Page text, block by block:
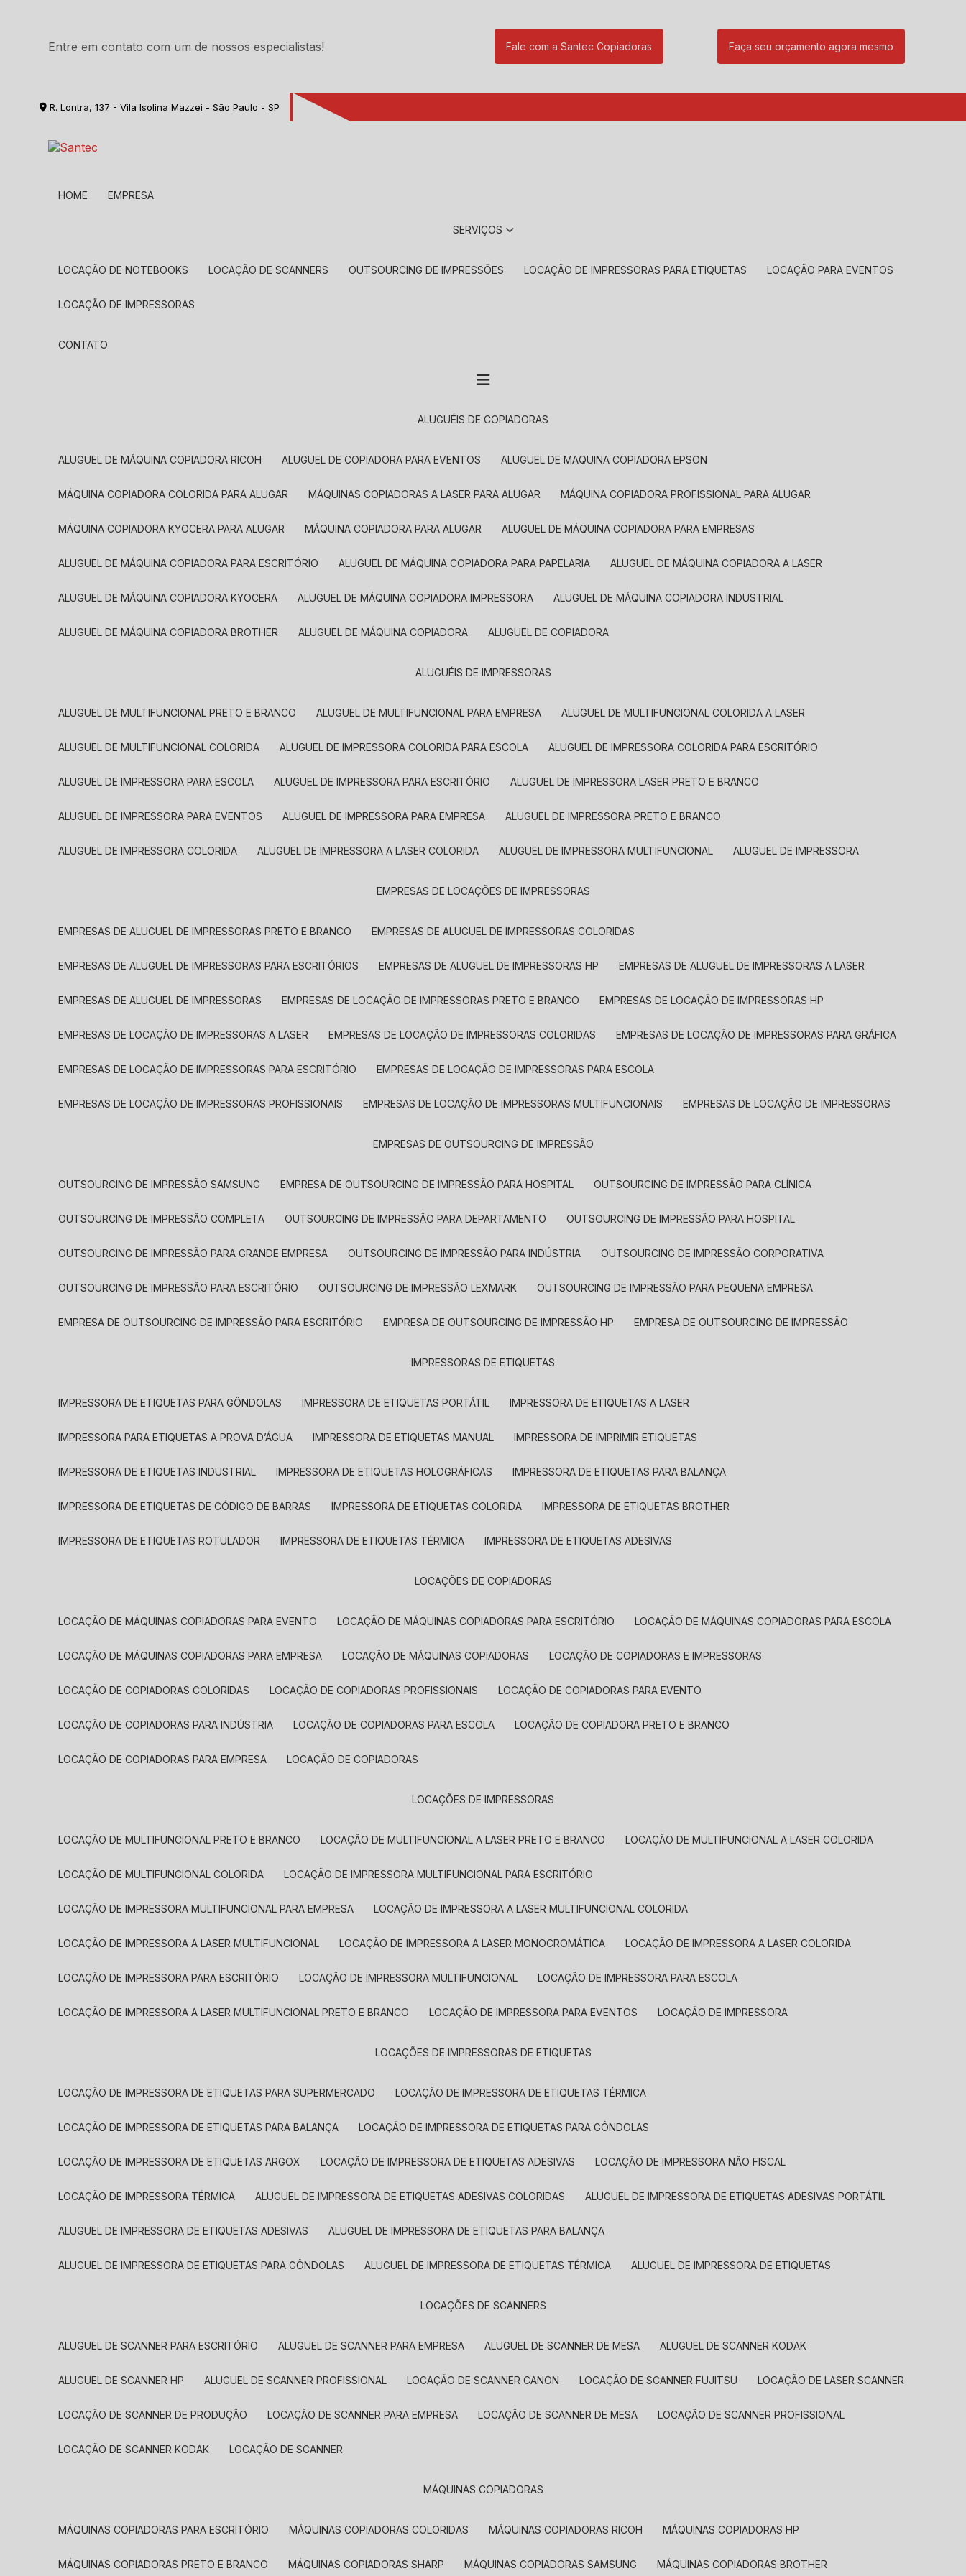
Entre em contato com um de nossos especialistas! Fale com a Santec Copiadoras Faça seu orçamento agora mesmo
R. Lontra, 137 - Vila Isolina Mazzei - São Paulo - SP
HOME EMPRESA
SERVIÇOS
LOCAÇÃO DE NOTEBOOKS LOCAÇÃO DE SCANNERS OUTSOURCING DE IMPRESSÕES LOCAÇÃO DE IMPRESSORAS PARA ETIQUETAS LOCAÇÃO PARA EVENTOS
LOCAÇÃO DE IMPRESSORAS
CONTATO
ALUGUÉIS DE COPIADORAS
ALUGUEL DE MÁQUINA COPIADORA RICOH ALUGUEL DE COPIADORA PARA EVENTOS ALUGUEL DE MAQUINA COPIADORA EPSON
MÁQUINA COPIADORA COLORIDA PARA ALUGAR MÁQUINAS COPIADORAS A LASER PARA ALUGAR MÁQUINA COPIADORA PROFISSIONAL PARA ALUGAR
MÁQUINA COPIADORA KYOCERA PARA ALUGAR MÁQUINA COPIADORA PARA ALUGAR ALUGUEL DE MÁQUINA COPIADORA PARA EMPRESAS
ALUGUEL DE MÁQUINA COPIADORA PARA ESCRITÓRIO ALUGUEL DE MÁQUINA COPIADORA PARA PAPELARIA ALUGUEL DE MÁQUINA COPIADORA A LASER
ALUGUEL DE MÁQUINA COPIADORA KYOCERA ALUGUEL DE MÁQUINA COPIADORA IMPRESSORA ALUGUEL DE MÁQUINA COPIADORA INDUSTRIAL
ALUGUEL DE MÁQUINA COPIADORA BROTHER ALUGUEL DE MÁQUINA COPIADORA ALUGUEL DE COPIADORA
ALUGUÉIS DE IMPRESSORAS
ALUGUEL DE MULTIFUNCIONAL PRETO E BRANCO ALUGUEL DE MULTIFUNCIONAL PARA EMPRESA ALUGUEL DE MULTIFUNCIONAL COLORIDA A LASER
ALUGUEL DE MULTIFUNCIONAL COLORIDA ALUGUEL DE IMPRESSORA COLORIDA PARA ESCOLA ALUGUEL DE IMPRESSORA COLORIDA PARA ESCRITÓRIO
ALUGUEL DE IMPRESSORA PARA ESCOLA ALUGUEL DE IMPRESSORA PARA ESCRITÓRIO ALUGUEL DE IMPRESSORA LASER PRETO E BRANCO
ALUGUEL DE IMPRESSORA PARA EVENTOS ALUGUEL DE IMPRESSORA PARA EMPRESA ALUGUEL DE IMPRESSORA PRETO E BRANCO
ALUGUEL DE IMPRESSORA COLORIDA ALUGUEL DE IMPRESSORA A LASER COLORIDA ALUGUEL DE IMPRESSORA MULTIFUNCIONAL ALUGUEL DE IMPRESSORA
EMPRESAS DE LOCAÇÕES DE IMPRESSORAS
EMPRESAS DE ALUGUEL DE IMPRESSORAS PRETO E BRANCO EMPRESAS DE ALUGUEL DE IMPRESSORAS COLORIDAS
EMPRESAS DE ALUGUEL DE IMPRESSORAS PARA ESCRITÓRIOS EMPRESAS DE ALUGUEL DE IMPRESSORAS HP EMPRESAS DE ALUGUEL DE IMPRESSORAS A LASER
EMPRESAS DE ALUGUEL DE IMPRESSORAS EMPRESAS DE LOCAÇÃO DE IMPRESSORAS PRETO E BRANCO EMPRESAS DE LOCAÇÃO DE IMPRESSORAS HP
EMPRESAS DE LOCAÇÃO DE IMPRESSORAS A LASER EMPRESAS DE LOCAÇÃO DE IMPRESSORAS COLORIDAS EMPRESAS DE LOCAÇÃO DE IMPRESSORAS PARA GRÁFICA
EMPRESAS DE LOCAÇÃO DE IMPRESSORAS PARA ESCRITÓRIO EMPRESAS DE LOCAÇÃO DE IMPRESSORAS PARA ESCOLA
EMPRESAS DE LOCAÇÃO DE IMPRESSORAS PROFISSIONAIS EMPRESAS DE LOCAÇÃO DE IMPRESSORAS MULTIFUNCIONAIS EMPRESAS DE LOCAÇÃO DE IMPRESSORAS
EMPRESAS DE OUTSOURCING DE IMPRESSÃO
OUTSOURCING DE IMPRESSÃO SAMSUNG EMPRESA DE OUTSOURCING DE IMPRESSÃO PARA HOSPITAL OUTSOURCING DE IMPRESSÃO PARA CLÍNICA
OUTSOURCING DE IMPRESSÃO COMPLETA OUTSOURCING DE IMPRESSÃO PARA DEPARTAMENTO OUTSOURCING DE IMPRESSÃO PARA HOSPITAL
OUTSOURCING DE IMPRESSÃO PARA GRANDE EMPRESA OUTSOURCING DE IMPRESSÃO PARA INDÚSTRIA OUTSOURCING DE IMPRESSÃO CORPORATIVA
OUTSOURCING DE IMPRESSÃO PARA ESCRITÓRIO OUTSOURCING DE IMPRESSÃO LEXMARK OUTSOURCING DE IMPRESSÃO PARA PEQUENA EMPRESA
EMPRESA DE OUTSOURCING DE IMPRESSÃO PARA ESCRITÓRIO EMPRESA DE OUTSOURCING DE IMPRESSÃO HP EMPRESA DE OUTSOURCING DE IMPRESSÃO
IMPRESSORAS DE ETIQUETAS
IMPRESSORA DE ETIQUETAS PARA GÔNDOLAS IMPRESSORA DE ETIQUETAS PORTÁTIL IMPRESSORA DE ETIQUETAS A LASER
IMPRESSORA PARA ETIQUETAS A PROVA D’ÁGUA IMPRESSORA DE ETIQUETAS MANUAL IMPRESSORA DE IMPRIMIR ETIQUETAS
IMPRESSORA DE ETIQUETAS INDUSTRIAL IMPRESSORA DE ETIQUETAS HOLOGRÁFICAS IMPRESSORA DE ETIQUETAS PARA BALANÇA
IMPRESSORA DE ETIQUETAS DE CÓDIGO DE BARRAS IMPRESSORA DE ETIQUETAS COLORIDA IMPRESSORA DE ETIQUETAS BROTHER
IMPRESSORA DE ETIQUETAS ROTULADOR IMPRESSORA DE ETIQUETAS TÉRMICA IMPRESSORA DE ETIQUETAS ADESIVAS
LOCAÇÕES DE COPIADORAS
LOCAÇÃO DE MÁQUINAS COPIADORAS PARA EVENTO LOCAÇÃO DE MÁQUINAS COPIADORAS PARA ESCRITÓRIO LOCAÇÃO DE MÁQUINAS COPIADORAS PARA ESCOLA
LOCAÇÃO DE MÁQUINAS COPIADORAS PARA EMPRESA LOCAÇÃO DE MÁQUINAS COPIADORAS LOCAÇÃO DE COPIADORAS E IMPRESSORAS
LOCAÇÃO DE COPIADORAS COLORIDAS LOCAÇÃO DE COPIADORAS PROFISSIONAIS LOCAÇÃO DE COPIADORAS PARA EVENTO
LOCAÇÃO DE COPIADORAS PARA INDÚSTRIA LOCAÇÃO DE COPIADORAS PARA ESCOLA LOCAÇÃO DE COPIADORA PRETO E BRANCO
LOCAÇÃO DE COPIADORAS PARA EMPRESA LOCAÇÃO DE COPIADORAS
LOCAÇÕES DE IMPRESSORAS
LOCAÇÃO DE MULTIFUNCIONAL PRETO E BRANCO LOCAÇÃO DE MULTIFUNCIONAL A LASER PRETO E BRANCO LOCAÇÃO DE MULTIFUNCIONAL A LASER COLORIDA
LOCAÇÃO DE MULTIFUNCIONAL COLORIDA LOCAÇÃO DE IMPRESSORA MULTIFUNCIONAL PARA ESCRITÓRIO
LOCAÇÃO DE IMPRESSORA MULTIFUNCIONAL PARA EMPRESA LOCAÇÃO DE IMPRESSORA A LASER MULTIFUNCIONAL COLORIDA
LOCAÇÃO DE IMPRESSORA A LASER MULTIFUNCIONAL LOCAÇÃO DE IMPRESSORA A LASER MONOCROMÁTICA LOCAÇÃO DE IMPRESSORA A LASER COLORIDA
LOCAÇÃO DE IMPRESSORA PARA ESCRITÓRIO LOCAÇÃO DE IMPRESSORA MULTIFUNCIONAL LOCAÇÃO DE IMPRESSORA PARA ESCOLA
LOCAÇÃO DE IMPRESSORA A LASER MULTIFUNCIONAL PRETO E BRANCO LOCAÇÃO DE IMPRESSORA PARA EVENTOS LOCAÇÃO DE IMPRESSORA
LOCAÇÕES DE IMPRESSORAS DE ETIQUETAS
LOCAÇÃO DE IMPRESSORA DE ETIQUETAS PARA SUPERMERCADO LOCAÇÃO DE IMPRESSORA DE ETIQUETAS TÉRMICA
LOCAÇÃO DE IMPRESSORA DE ETIQUETAS PARA BALANÇA LOCAÇÃO DE IMPRESSORA DE ETIQUETAS PARA GÔNDOLAS
LOCAÇÃO DE IMPRESSORA DE ETIQUETAS ARGOX LOCAÇÃO DE IMPRESSORA DE ETIQUETAS ADESIVAS LOCAÇÃO DE IMPRESSORA NÃO FISCAL
LOCAÇÃO DE IMPRESSORA TÉRMICA ALUGUEL DE IMPRESSORA DE ETIQUETAS ADESIVAS COLORIDAS ALUGUEL DE IMPRESSORA DE ETIQUETAS ADESIVAS PORTÁTIL
ALUGUEL DE IMPRESSORA DE ETIQUETAS ADESIVAS ALUGUEL DE IMPRESSORA DE ETIQUETAS PARA BALANÇA
ALUGUEL DE IMPRESSORA DE ETIQUETAS PARA GÔNDOLAS ALUGUEL DE IMPRESSORA DE ETIQUETAS TÉRMICA ALUGUEL DE IMPRESSORA DE ETIQUETAS
LOCAÇÕES DE SCANNERS
ALUGUEL DE SCANNER PARA ESCRITÓRIO ALUGUEL DE SCANNER PARA EMPRESA ALUGUEL DE SCANNER DE MESA ALUGUEL DE SCANNER KODAK
ALUGUEL DE SCANNER HP ALUGUEL DE SCANNER PROFISSIONAL LOCAÇÃO DE SCANNER CANON LOCAÇÃO DE SCANNER FUJITSU LOCAÇÃO DE LASER SCANNER
LOCAÇÃO DE SCANNER DE PRODUÇÃO LOCAÇÃO DE SCANNER PARA EMPRESA LOCAÇÃO DE SCANNER DE MESA LOCAÇÃO DE SCANNER PROFISSIONAL
LOCAÇÃO DE SCANNER KODAK LOCAÇÃO DE SCANNER
MÁQUINAS COPIADORAS
MÁQUINAS COPIADORAS PARA ESCRITÓRIO MÁQUINAS COPIADORAS COLORIDAS MÁQUINAS COPIADORAS RICOH MÁQUINAS COPIADORAS HP
MÁQUINAS COPIADORAS PRETO E BRANCO MÁQUINAS COPIADORAS SHARP MÁQUINAS COPIADORAS SAMSUNG MÁQUINAS COPIADORAS BROTHER